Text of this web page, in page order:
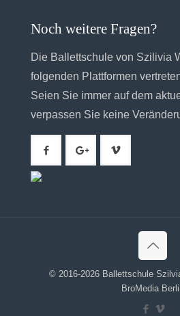
Noch weitere Fragen?
Die Ballettschule von Szilivia
folgenden Plattformen
Seien Sie immer auf dem
verpassen Sie keine
© 2016-2026 Ballettschule
BroMedia